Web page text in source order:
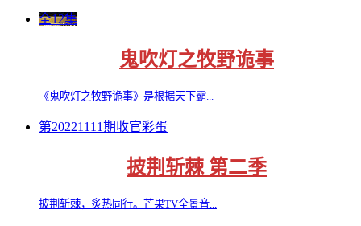
全12集
鬼吹灯之牧野诡事
《鬼吹灯之牧野诡事》是根据天下霸...
第20221111期收官彩蛋
披荆斩棘 第二季
披荆斩棘，炙热同行。芒果TV全景音...